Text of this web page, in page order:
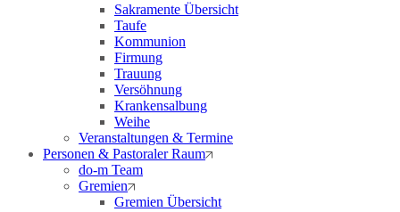
Sakramente Übersicht
Taufe
Kommunion
Firmung
Trauung
Versöhnung
Krankensalbung
Weihe
Veranstaltungen & Termine
Personen & Pastoraler Raum
do-m Team
Gremien
Gremien Übersicht